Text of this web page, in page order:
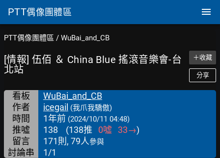
PTT偶像團體區
PTT偶像團體區 / WuBai_and_CB
[情報] 伍佰 ＆ China Blue 搖滾音樂會-台
北站
＋收藏
分享
看板
WuBai_and_CB
作者
icegail (我爪我驕傲)
時間 1年前 (2024/10/11 04:48)
推噓 138 (138推 0噓 33→)
留言
171則, 79人參與
討論串 1/1